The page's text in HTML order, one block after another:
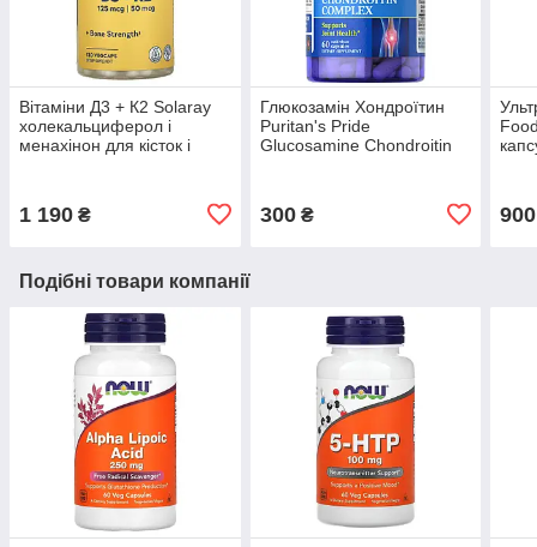
Вітаміни Д3 + К2 Solaray
холекальциферол і
менахінон для кісток і
1 190 ₴
Глюкозамін Хондроїтин
Puritan's Pride
Glucosamine Chondroitin
300₴ 900
Подібні товари компанії